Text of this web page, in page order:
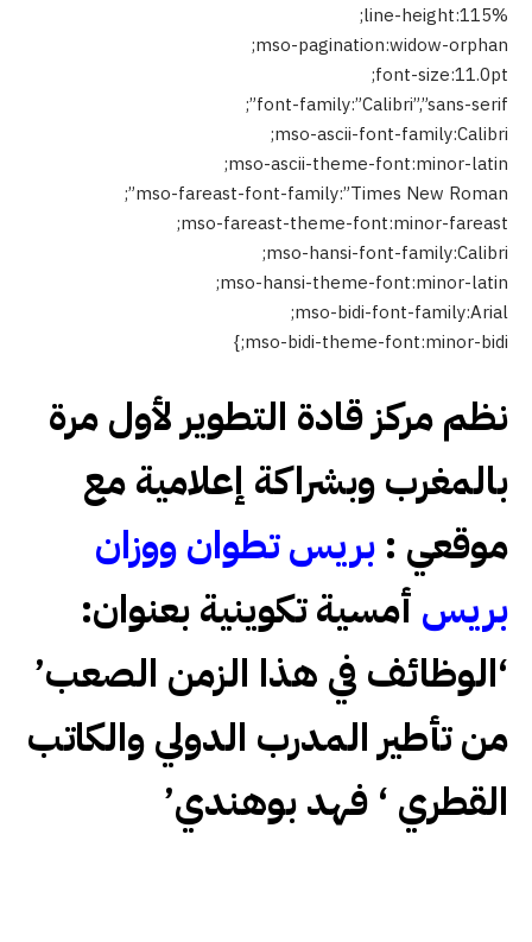
line-height:115%;
mso-pagination:widow-orphan;
font-size:11.0pt;
font-family:”Calibri”,”sans-serif”;
mso-ascii-font-family:Calibri;
mso-ascii-theme-font:minor-latin;
mso-fareast-font-family:”Times New Roman”;
mso-fareast-theme-font:minor-fareast;
mso-hansi-font-family:Calibri;
mso-hansi-theme-font:minor-latin;
mso-bidi-font-family:Arial;
mso-bidi-theme-font:minor-bidi;}
نظم مركز قادة التطوير لأول مرة
بالمغرب وبشراكة إعلامية مع
موقعي : بريس تطوان ووزان
بريس أمسية تكوينية بعنوان:
‘الوظائف في هذا الزمن الصعب’
من تأطير المدرب الدولي والكاتب
القطري ‘ فهد بوهندي’